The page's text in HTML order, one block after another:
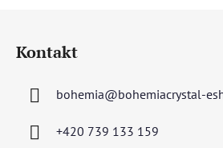
Kontakt
bohemia@bohemiacrystal-
+420 739 133 159